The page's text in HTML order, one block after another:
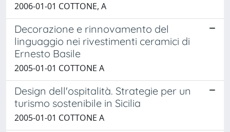
2006-01-01 COTTONE, A
Decorazione e rinnovamento del
linguaggio nei rivestimenti ceramici di
Ernesto Basile
2005-01-01 COTTONE A
Design dell'ospitalità. Strategie per un
turismo sostenibile in Sicilia
2005-01-01 COTTONE A